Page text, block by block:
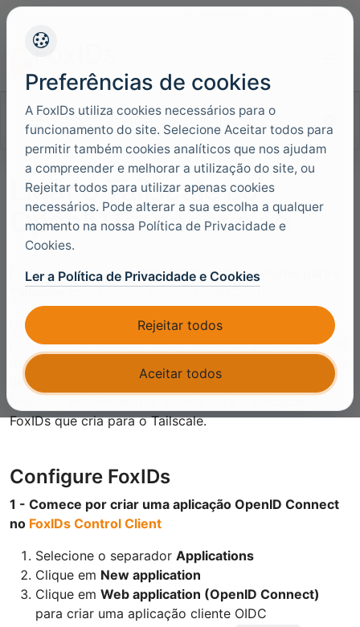
Idiomas
Pesquisar documentação
Ligar o Tailscale ao
OpenID Connect e ao
Ligue o FoxIDs comoidentity provider externo para o
Guia do Tailscale
Set up SSO with a custom OIDC
provider
. O Tailscale requer prova de propriedade do
domínio através de
quando usa
um fornecedor OIDC personalizado. Configure uma
resposta WebFinger que aponte para a aplicação
FoxIDs que cria para o Tailscale.
Configure FoxIDs
1 - Comece por criar uma aplicação OpenID Connect
no FoxIDs Control Client
Selecione o separador Applications
Clique em New application
Clique em Web application (OpenID Connect)
para criar uma aplicação cliente OIDC
Preferências de cookies
A FoxIDs utiliza cookies necessários para o
funcionamento do site. Selecione Aceitar todos para
permitir também cookies analíticos que nos ajudam
a compreender e melhorar a utilização do site, ou
Rejeitar todos para utilizar apenas cookies
necessários. Pode alterar a sua escolha a qualquer
momento na nossa Política de Privacidade e
Cookies.
Ler a Política de Privacidade e Cookies
Rejeitar todos
Aceitar todos